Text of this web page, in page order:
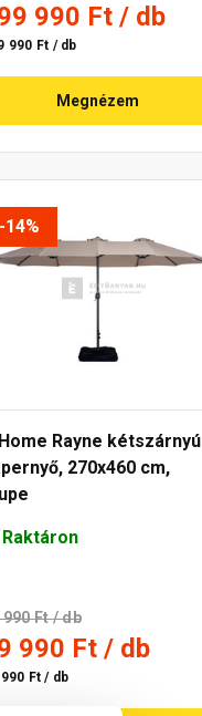
990 Ft / db
990 Ft / db
Megnézem
-14%
Rayne kétszárnyú
270x460 cm,
Raktáron
990 Ft/ db
990 Ft / db
Ft / db